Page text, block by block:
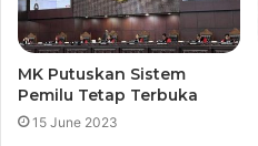
MK Putuskan Sistem
Pemilu Tetap Terbuka
15 June 2023